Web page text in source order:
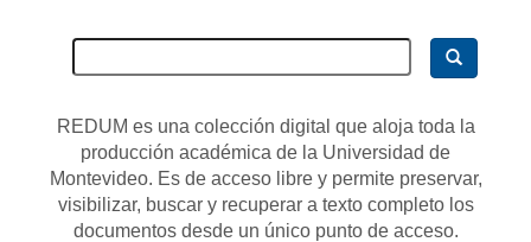
REDUM es una colección digital que aloja toda la
producción académica de la Universidad de
Montevideo. Es de acceso libre y permite preservar,
visibilizar, buscar y recuperar a texto completo los
documentos desde un único punto de acceso.